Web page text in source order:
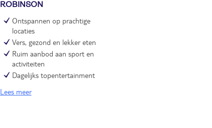
ROBINSON
Ontspannen op prachtige
locaties
Vers, gezond en lekker eten
Ruim aanbod aan sport en
activiteiten
Dagelijks topentertainment
Lees meer